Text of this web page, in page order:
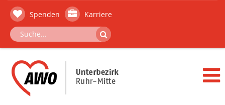
Spenden Karriere